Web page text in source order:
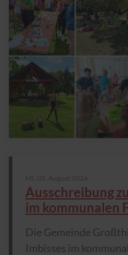
Ausschreibung
im kommunalen
Die Gemeinde
Imbisses im